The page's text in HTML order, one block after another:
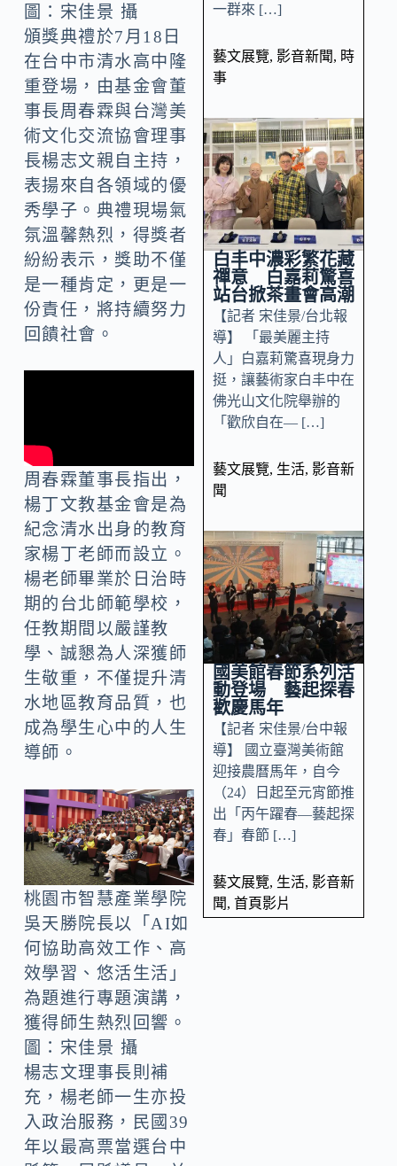
圖：宋佳景 攝
頒獎典禮於7月18日
在台中市清水高中隆
重登場，由基金會董
事長周春霖與台灣美
術文化交流協會理事
長楊志文親自主持，
表揚來自各領域的優
秀學子。典禮現場氣
氛溫馨熱烈，得獎者
紛紛表示，獎助不僅
是一種肯定，更是一
份責任，將持續努力
回饋社會。
周春霖董事長指出，
楊丁文教基金會是為
紀念清水出身的教育
家楊丁老師而設立。
楊老師畢業於日治時
期的台北師範學校，
任教期間以嚴謹教
學、誠懇為人深獲師
生敬重，不僅提升清
水地區教育品質，也
成為學生心中的人生
導師。
桃園市智慧產業學院
吳天勝院長以「AI如
何協助高效工作、高
效學習、悠活生活」
為題進行專題演講，
獲得師生熱烈回響。
圖：宋佳景 攝
楊志文理事長則補
充，楊老師一生亦投
入政治服務，民國39
年以最高票當選台中
一群來 […]
藝文展覽, 影音新聞, 時
事
白丰中濃彩繁花藏
禪意 白嘉莉驚喜
站台掀茶畫會高潮
【記者 宋佳景/台北報
導】 「最美麗主持
人」白嘉莉驚喜現身力
挺，讓藝術家白丰中在
佛光山文化院舉辦的
「歡欣自在— […]
藝文展覽, 生活, 影音新
聞
國美館春節系列活
動登場 藝起探春
歡慶馬年
【記者 宋佳景/台中報
導】 國立臺灣美術館
迎接農曆馬年，自今
（24）日起至元宵節推
出「丙午躍春—藝起探
春」春節 […]
藝文展覽, 生活, 影音新
聞, 首頁影片